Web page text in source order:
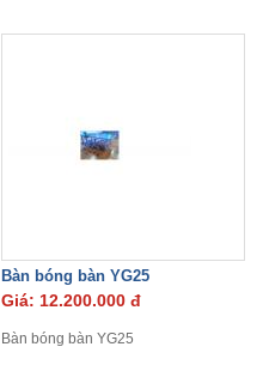
Bàn bóng bàn YG25
Giá: 12.200.000 đ
Bàn bóng bàn YG25